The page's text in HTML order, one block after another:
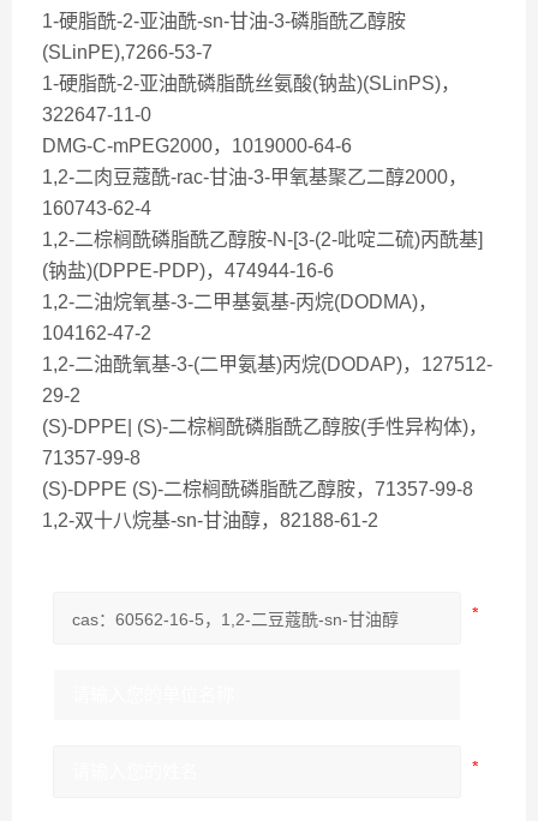
1-硬脂酰-2-亚油酰-sn-甘油-3-磷脂酰乙醇胺
(SLinPE),7266-53-7
1-硬脂酰-2-亚油酰磷脂酰丝氨酸(钠盐)(SLinPS)，
322647-11-0
DMG-C-mPEG2000，1019000-64-6
1,2-二肉豆蔻酰-rac-甘油-3-甲氧基聚乙二醇2000，
160743-62-4
1,2-二棕榈酰磷脂酰乙醇胺-N-[3-(2-吡啶二硫)丙酰基]
(钠盐)(DPPE-PDP)，474944-16-6
1,2-二油烷氧基-3-二甲基氨基-丙烷(DODMA)，
104162-47-2
1,2-二油酰氧基-3-(二甲氨基)丙烷(DODAP)，127512-
29-2
(S)-DPPE| (S)-二棕榈酰磷脂酰乙醇胺(手性异构体)，
71357-99-8
(S)-DPPE (S)-二棕榈酰磷脂酰乙醇胺，71357-99-8
1,2-双十八烷基-sn-甘油醇，82188-61-2